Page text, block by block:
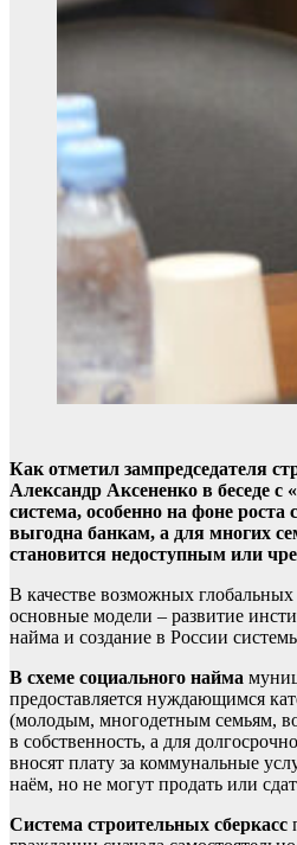
Как отметил зампредседателя
Александр Аксененко в беседе с
система, особенно на фоне роста
выгодна банкам, а для многих
становится недоступным или
В качестве возможных
основные модели – развитие
найма и создание в России
В схеме социального найма
предоставляется нуждающимся
(молодым, многодетным семьям,
в собственность, а для
вносят плату за коммунальные
наём, но не могут продать или
Система строительных сберкасс